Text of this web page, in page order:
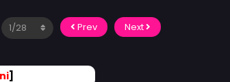
Prev Next
]